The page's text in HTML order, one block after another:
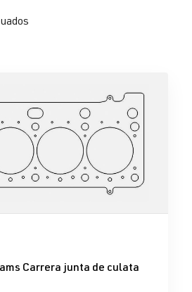
de 0 de 5 estrellas
Carrera junta de culata